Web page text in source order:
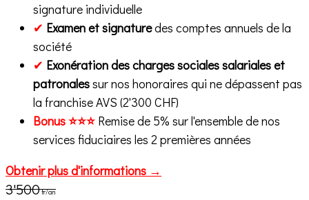
signature individuelle
✔ Examen et signaturedes comptes annuels de la
société
✔ Exonération des charges sociales salariales et
patronalessur nos honoraires qui ne dépassent pas
la franchise AVS (2'300 CHF)
Bonus ⭐⭐⭐ Remise de 5% sur l'ensemble de nos
services fiduciaires les 2 premières années
Obtenir plus d'informations →
3'500fr/an